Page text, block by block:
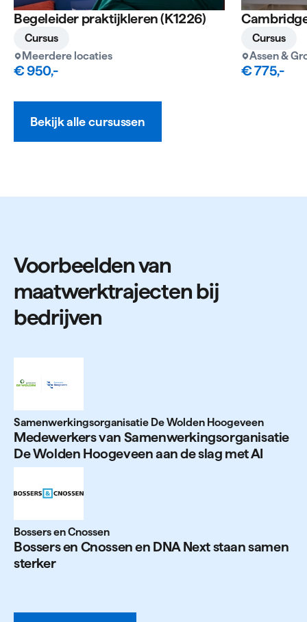
Cursus
Begeleider praktijkleren (K1226)
Meerdere locaties
€ 950,-
Cursus
Assen &
€ 775,-
Bekijk alle cursussen
Voorbeelden van
maatwerktrajecten bij
bedrijven
Samenwerkingsorganisatie De Wolden Hoogeveen
Mede­werkers van Samen­wer­kings­or­ga­nisatie
De Wolden Hoo­geveen aan de slag metAI
Bossers en Cnossen
Bossers en Cnossen en DNANext staan samen
sterker